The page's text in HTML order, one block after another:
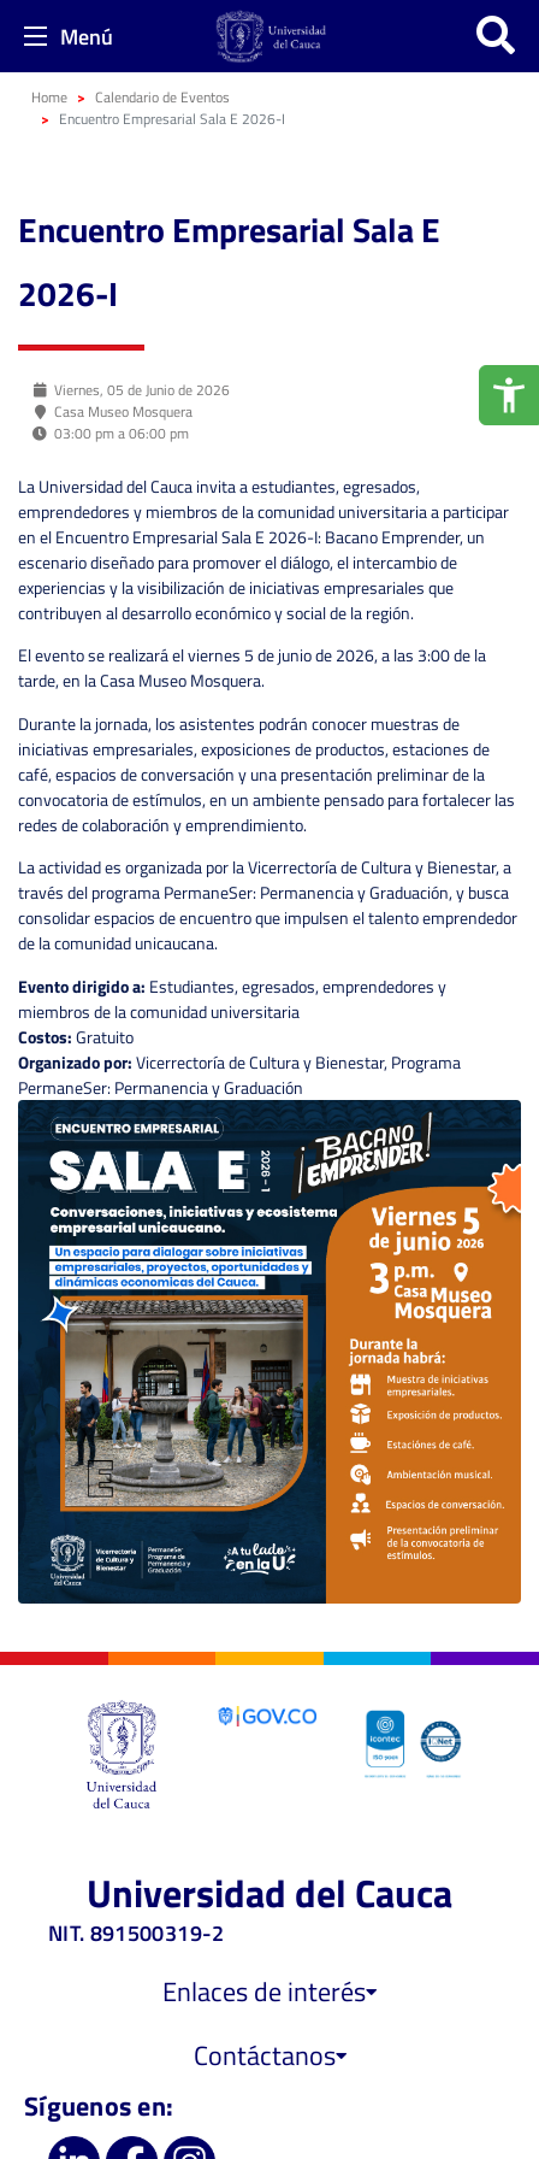
Menú
Home
Calendario de Eventos
Encuentro Empresarial Sala E 2026-I
Encuentro Empresarial Sala E
2026-I
Viernes, 05 de Junio de 2026
Casa Museo Mosquera
03:00 pm a 06:00 pm
La Universidad del Cauca invita a estudiantes, egresados,
emprendedores y miembros de la comunidad universitaria a participar
en el Encuentro Empresarial Sala E 2026-I: Bacano Emprender, un
escenario diseñado para promover el diálogo, el intercambio de
experiencias y la visibilización de iniciativas empresariales que
contribuyen al desarrollo económico y social de la región.
El evento se realizará el viernes 5 de junio de 2026, a las 3:00 de la
tarde, en la Casa Museo Mosquera.
Durante la jornada, los asistentes podrán conocer muestras de
iniciativas empresariales, exposiciones de productos, estaciones de
café, espacios de conversación y una presentación preliminar de la
convocatoria de estímulos, en un ambiente pensado para fortalecer las
redes de colaboración y emprendimiento.
La actividad es organizada por la Vicerrectoría de Cultura y Bienestar, a
través del programa PermaneSer: Permanencia y Graduación, y busca
consolidar espacios de encuentro que impulsen el talento emprendedor
de la comunidad unicaucana.
Evento dirigido a: Estudiantes, egresados, emprendedores y
miembros de la comunidad universitaria
Costos:Gratuito
Organizado por:Vicerrectoría de Cultura y Bienestar, Programa
PermaneSer: Permanencia y Graduación
Universidad del Cauca
NIT. 891500319-2
Enlaces de interés
Contáctanos
Síguenos en: